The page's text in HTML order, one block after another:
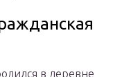
в деревне